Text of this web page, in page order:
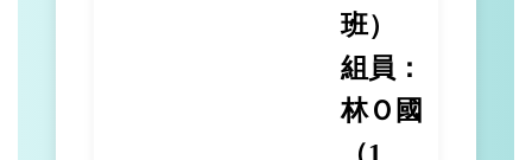
班）
組員：
林Ｏ國
（1